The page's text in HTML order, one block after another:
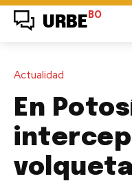
URBE BO
Actualidad
En